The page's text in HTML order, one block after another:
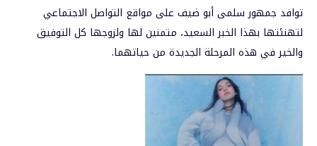
توافد جمهور سلمى أبو ضيف على مواقع التواصل الاجتماعي
لتهنئتها بهذا الخبر السعيد، متمنين لها ولزوجها كل التوفيق
والخير في هذه المرحلة الجديدة من حياتهما.